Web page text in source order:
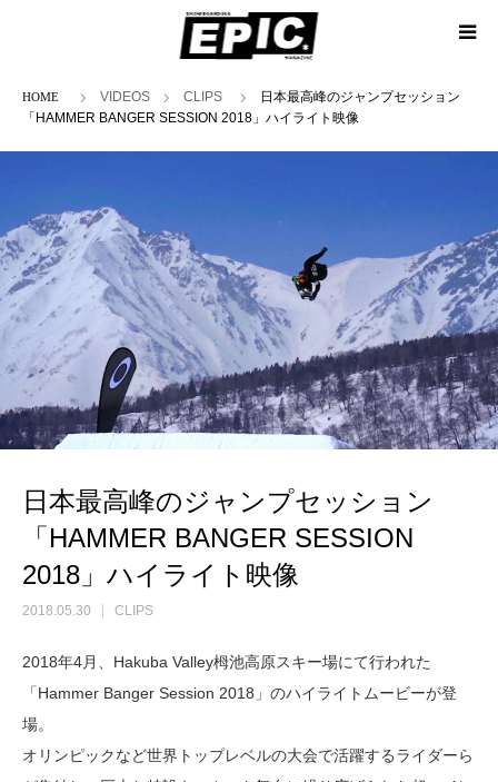
ホームVIDEOS CLIPS
日本最高峰のジャンプセッション
「HAMMER BANGER SESSION 2018」ハイライト映像
日本最高峰のジャンプセッション
「HAMMER BANGER SESSION
2018」ハイライト映像
2018.05.30 CLIPS
2018年4月、Hakuba Valley栂池高原スキー場にて行われた
「Hammer Banger Session 2018」のハイライトムービーが登
場。
オリンピックなど世界トップレベルの大会で活躍するライダーら